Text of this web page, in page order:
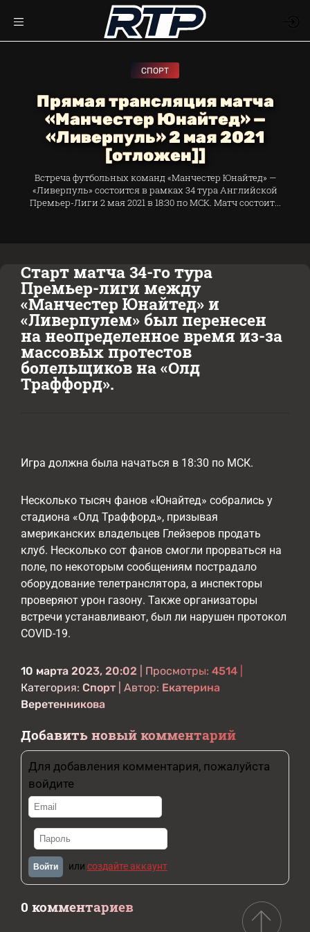
СПОРТ
Прямая трансляция матча
«Манчестер Юнайтед» —
«Ливерпуль» 2 мая 2021
[отложен]]
Встреча футбольных команд «Манчестер Юнайтед» —
«Ливерпуль» состоится в рамках 34 тура Английской
Премьер-Лиги 2 мая 2021 в 18:30 по МСК. Матч состоит...
Старт матча 34-го тура
Премьер-лиги между
«Манчестер Юнайтед» и
«Ливерпулем» был перенесен
на неопределенное время из-за
массовых протестов
болельщиков на «Олд
Траффорд».
Игра должна была начаться в 18:30 по МСК.
Несколько тысяч фанов «Юнайтед» собрались у
стадиона «Олд Траффорд», призывая
американских владельцев Глейзеров продать
клуб. Несколько сот фанов смогли прорваться на
поле, по некоторым сообщениям пострадало
оборудование телетранслятора, а инспекторы
проверяют урон газону. Также организаторы
встречи устанавливают, был ли нарушен протокол
COVID-19.
10 марта 2023, 20:02 | Просмотры: 4514
Категория: Спорт| Автор: Екатерина
Веретенникова
Добавить новый комментарий
Для добавления комментария, пожалуйста
войдите
Войти или создайте аккаунт
0 комментариев